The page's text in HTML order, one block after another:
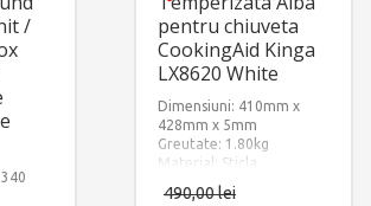
/
pentru chiuveta
CookingAid Kinga
LX8620 White
Dimensiuni: 410mm x
428mm x 5mm
Greutate: 1.80kg
Material: Sticla
Temperizata Alba
490,00lei